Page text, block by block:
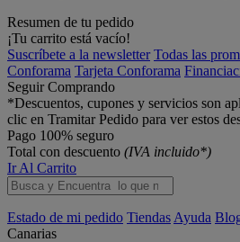
Resumen de tu pedido
¡Tu carrito está vacío!
Suscríbete a la newsletter Todas las
Conforama Tarjeta Conforama
Seguir Comprando
*Descuentos, cupones y servicios son
clic en Tramitar Pedido para ver estos
Pago 100% seguro
Total con descuento (IVA incluido*)
Ir Al Carrito
Estado de mi pedido Tiendas Ayuda
Canarias